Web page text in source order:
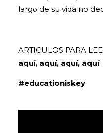
largo de su vida no
ARTICULOS PARA
aquí, aquí, aquí, aquí
#educationiskey